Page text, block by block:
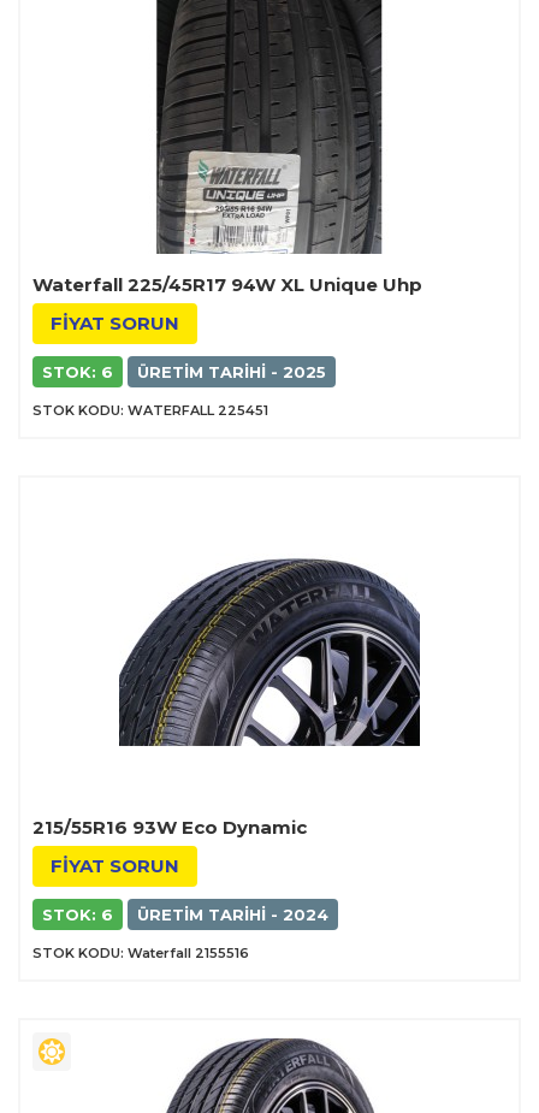
Waterfall 225/45R17 94W XL Unique Uhp
FİYAT SORUN
STOK: 6 ÜRETIM TARIHI - 2025
STOK KODU: WATERFALL 225451
215/55R16 93W Eco Dynamic
FİYAT SORUN
STOK: 6 ÜRETIM TARIHI - 2024
STOK KODU: Waterfall 2155516